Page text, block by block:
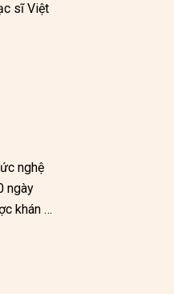
sĩ Việt
nghệ
ngày
khán